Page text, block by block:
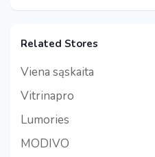
Related Stores
Viena sąskaita
Vitrinapro
Lumories
MODIVO